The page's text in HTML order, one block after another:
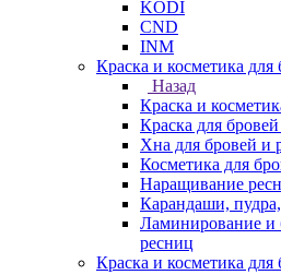
KODI
CND
INM
Краска и косметика для
Назад
Краска и
Краска для
Хна для бровей и
Косметика для
Наращивание
Карандаши,
Ламинирование и
ресниц
Краска и косметика для